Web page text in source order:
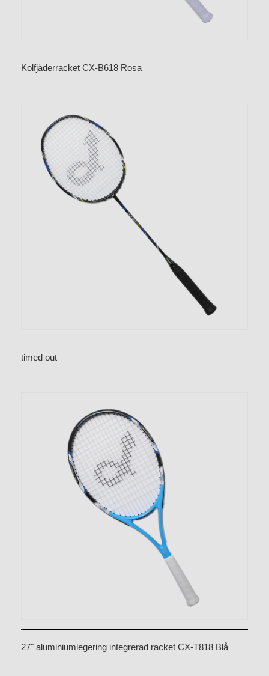
Kolfjäderracket CX-B618 Rosa
timed out
27" aluminiumlegering integrerad racket CX-T818 Blå